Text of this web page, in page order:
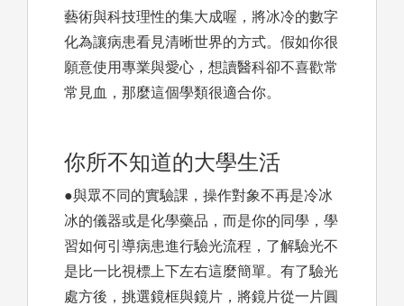
藝術與科技理性的集大成喔，將冰冷的數字
化為讓病患看見清晰世界的方式。假如你很
願意使用專業與愛心，想讀醫科卻不喜歡常
常見血，那麼這個學類很適合你。
你所不知道的大學生活
●與眾不同的實驗課，操作對象不再是冷冰
冰的儀器或是化學藥品，而是你的同學，學
習如何引導病患進行驗光流程，了解驗光不
是比一比視標上下左右這麼簡單。有了驗光
處方後，挑選鏡框與鏡片，將鏡片從一片圓